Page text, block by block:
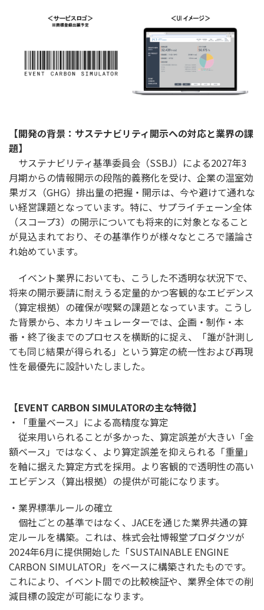
【開発の背景：サステナビリティ開示への対応と業界の課
題】
サステナビリティ基準委員会（SSBJ）による2027年3
月期からの情報開示の段階的義務化を受け、企業の温室効
果ガス（GHG）排出量の把握・開示は、今や避けて通れな
い経営課題となっています。特に、サプライチェーン全体
（スコープ3）の開示についても将来的に対象となること
が見込まれており、その基準作りが様々なところで議論さ
れ始めています。
イベント業界においても、こうした不透明な状況下で、
将来の開示要請に耐えうる定量的かつ客観的なエビデンス
（算定根拠）の確保が喫緊の課題となっています。こうし
た背景から、本カリキュレーターでは、企画・制作・本
番・終了後までのプロセスを横断的に捉え、「誰が計測し
ても同じ結果が得られる」という算定の統一性および再現
性を最優先に設計いたしました。
【EVENT CARBON SIMULATORの主な特徴】
・「重量ベース」による高精度な算定
従来用いられることが多かった、算定誤差が大きい「金
額ベース」ではなく、より算定誤差を抑えられる「重量」
を軸に据えた算定方式を採用。より客観的で透明性の高い
エビデンス（算出根拠）の提供が可能になります。
・業界標準ルールの確立
個社ごとの基準ではなく、JACEを通じた業界共通の算
定ルールを構築。これは、株式会社博報堂プロダクツが
2024年6月に提供開始した「SUSTAINABLE ENGINE
CARBON SIMULATOR」をベースに構築されたものです。
これにより、イベント間での比較検証や、業界全体での削
減目標の設定が可能になります。